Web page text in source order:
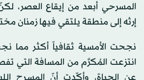
المسرحي أبعد من إيقاع العصر،
إرثه إلى منطقة يلتقي فيها زمنان
نجحت الأمسية ثقافياً أكثر مما
انتزعت المُكرَّم من المسافة التي